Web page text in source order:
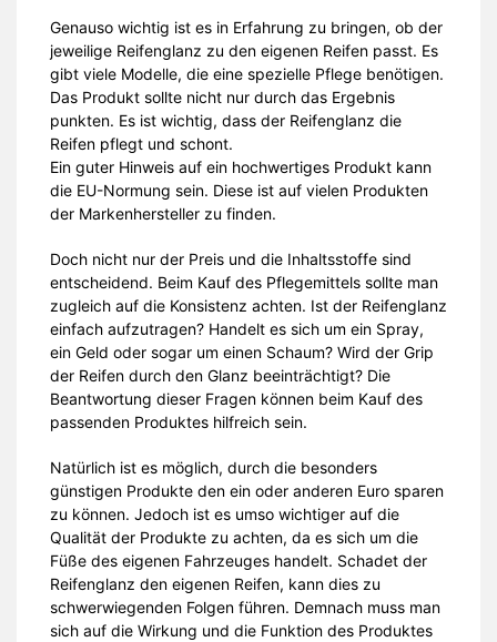
Genauso wichtig ist es in Erfahrung zu bringen, ob der
jeweilige Reifenglanz zu den eigenen Reifen passt. Es
gibt viele Modelle, die eine spezielle Pflege benötigen.
Das Produkt sollte nicht nur durch das Ergebnis
punkten. Es ist wichtig, dass der Reifenglanz die
Reifen pflegt und schont.
Ein guter Hinweis auf ein hochwertiges Produkt kann
die EU-Normung sein. Diese ist auf vielen Produkten
der Markenhersteller zu finden.
Doch nicht nur der Preis und die Inhaltsstoffe sind
entscheidend. Beim Kauf des Pflegemittels sollte man
zugleich auf die Konsistenz achten. Ist der Reifenglanz
einfach aufzutragen? Handelt es sich um ein Spray,
ein Geld oder sogar um einen Schaum? Wird der Grip
der Reifen durch den Glanz beeinträchtigt? Die
Beantwortung dieser Fragen können beim Kauf des
passenden Produktes hilfreich sein.
Natürlich ist es möglich, durch die besonders
günstigen Produkte den ein oder anderen Euro sparen
zu können. Jedoch ist es umso wichtiger auf die
Qualität der Produkte zu achten, da es sich um die
Füße des eigenen Fahrzeuges handelt. Schadet der
Reifenglanz den eigenen Reifen, kann dies zu
schwerwiegenden Folgen führen. Demnach muss man
sich auf die Wirkung und die Funktion des Produktes